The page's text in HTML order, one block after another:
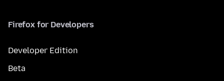
Firefox for Developers
Developer Edition
Beta